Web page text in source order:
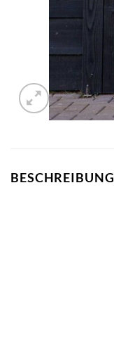
BESCHREIBUNG